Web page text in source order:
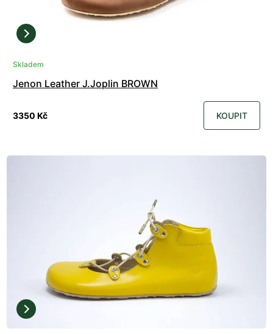
Skladem
Jenon Leather J.Joplin BROWN
3350 Kč KOUPIT